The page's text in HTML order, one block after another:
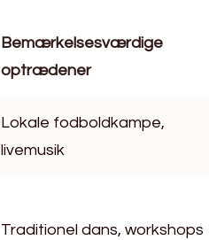
Bemærkelsesværdige
optrædener
Lokale fodboldkampe,
livemusik
Traditionel dans, workshops